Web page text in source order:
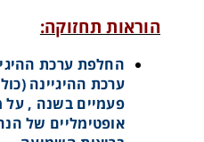
הוראות תחזוקה:
החלפת ערכת
ערכת ההיגיינה
פעמיים בשנה , על
אופטימליים של